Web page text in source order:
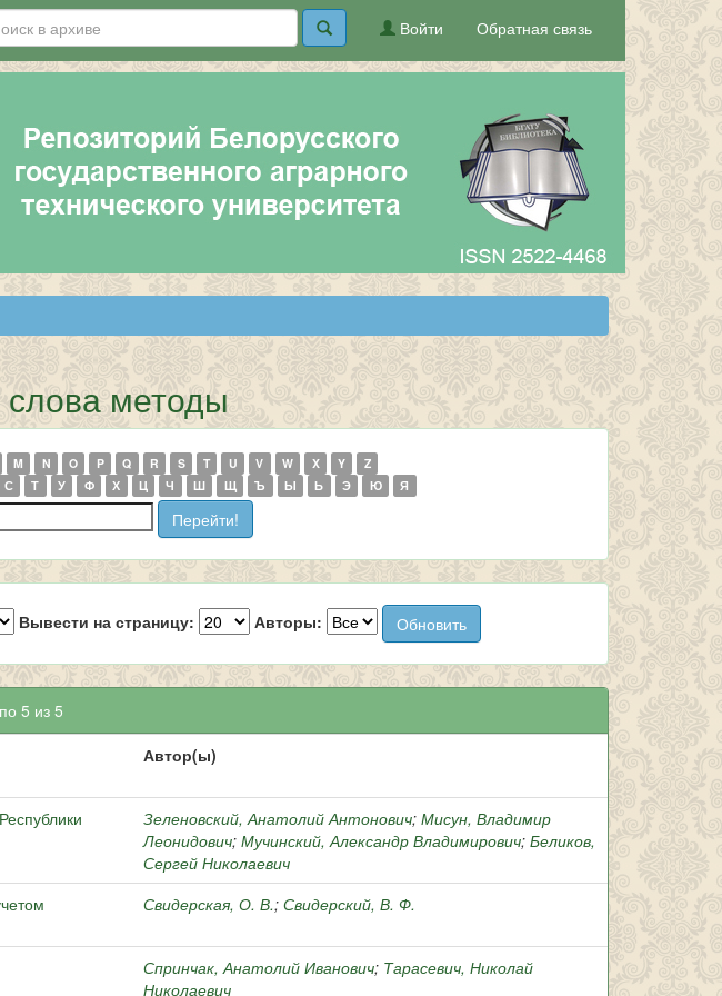
Обратная связь
Войти
методы
M N O P Q R S T U V W X Y
Z
С Т У Ф Х Ц Ч Ш Щ Ъ Ы Ь Э Ю Я
Вывести на страницу: Авторы:
5 из 5
Автор(ы)
Зеленовский, Анатолий Антонович; Мисун, Владимир
Леонидович; Мучинский, Александр Владимирович; Беликов,
Сергей Николаевич
Свидерская, О. В.; Свидерский, В. Ф.
Спринчак, Анатолий Иванович; Тарасевич, Николай
Николаевич